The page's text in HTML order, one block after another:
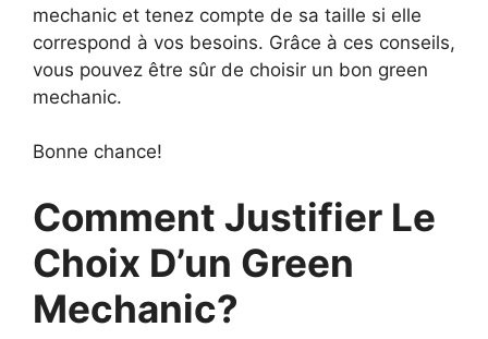
mechanic et tenez compte de sa taille si elle
correspond à vos besoins. Grâce à ces conseils,
vous pouvez être sûr de choisir un bon green
mechanic.
Bonne chance!
Comment Justifier Le
Choix D’un Green
Mechanic?